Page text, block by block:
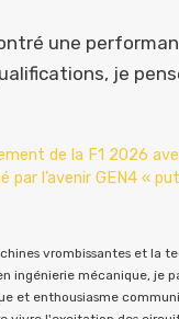
une
je
de la F1 2026
l’avenir GEN4 «
vrombissantes et la
ingénierie mécanique, je
et enthousiasme